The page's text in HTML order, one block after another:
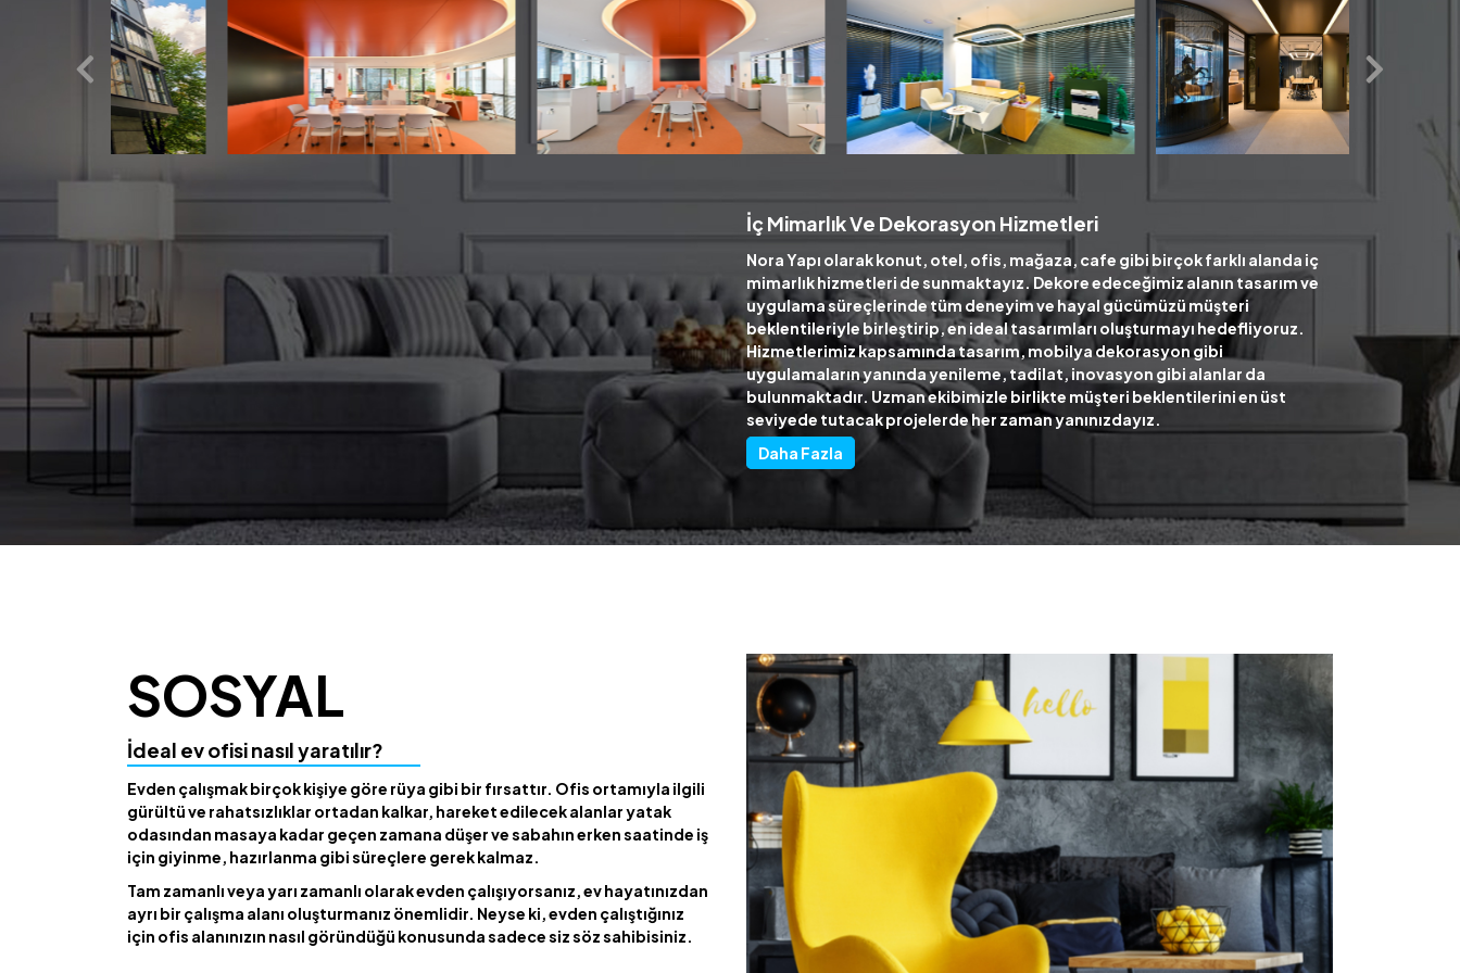
İç Mimarlık Ve Dekorasyon Hizmetleri
Nora Yapı olarak konut, otel, ofis, mağaza, cafe gibi birçok farklı alanda iç
mimarlık hizmetleri de sunmaktayız. Dekore edeceğimiz alanın tasarım ve
uygulama süreçlerinde tüm deneyim ve hayal gücümüzü müşteri
beklentileriyle birleştirip, en ideal tasarımları oluşturmayı hedefliyoruz.
Hizmetlerimiz kapsamında tasarım, mobilya dekorasyon gibi
uygulamaların yanında yenileme, tadilat, inovasyon gibi alanlar da
bulunmaktadır. Uzman ekibimizle birlikte müşteri beklentilerini en üst
seviyede tutacak projelerde her zaman yanınızdayız.
Daha Fazla
SOSYAL
İdeal ev ofisi nasıl yaratılır?
Evden çalışmak birçok kişiye göre rüya gibi bir fırsattır. Ofis ortamıyla ilgili
gürültü ve rahatsızlıklar ortadan kalkar, hareket edilecek alanlar yatak
odasından masaya kadar geçen zamana düşer ve sabahın erken saatinde iş
için giyinme, hazırlanma gibi süreçlere gerek kalmaz.
Tam zamanlı veya yarı zamanlı olarak evden çalışıyorsanız, ev hayatınızdan
ayrı bir çalışma alanı oluşturmanız önemlidir. Neyse ki, evden çalıştığınız
için ofis alanınızın nasıl göründüğü konusunda sadece siz söz sahibisiniz.